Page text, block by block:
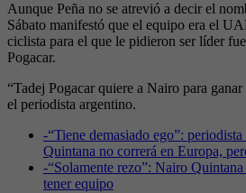
Aunque Peña no se atrevió a decir el
Sábato manifestó que el equipo era el
ciclista para el que le pidieron ser líder
Pogacar.
“Tadej Pogacar quiere a Nairo para
el periodista argentino.
-“Tiene demasiado ego”:
Quintana no correrá en Europa,
-“Solamente rezo”: Nairo
tener equipo